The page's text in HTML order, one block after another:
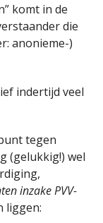
komt in de
die
anonieme-)
indertijd veel
tegen
(gelukkig!) wel
inzake PVV-
liggen: